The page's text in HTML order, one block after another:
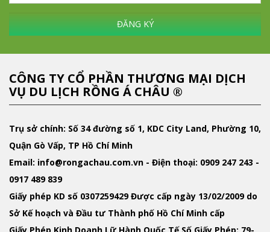
ĐĂNG KÝ
CÔNG TY CỔ PHẦN THƯƠNG MẠI DỊCH
VỤ DU LỊCH RỒNG Á CHÂU ®
Trụ sở chính: Số 34 đường số 1, KDC City Land, Phường 10,
Quận Gò Vấp, TP Hồ Chí Minh
Email: info@rongachau.com.vn - Điện thoại: 0909 247 243 -
0917 489 839
Giấy phép KD số 0307259429 Được cấp ngày 13/02/2009 do
Sở Kế hoạch và Đầu tư Thành phố Hồ Chí Minh cấp